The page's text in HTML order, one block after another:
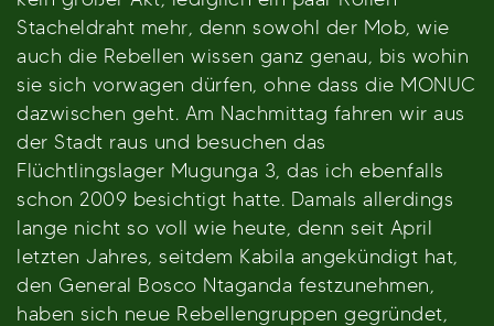
Stacheldraht mehr, denn sowohl der Mob, wie
auch die Rebellen wissen ganz genau, bis wohin
sie sich vorwagen dürfen, ohne dass die MONUC
dazwischen geht. Am Nachmittag fahren wir aus
der Stadt raus und besuchen das
Flüchtlingslager Mugunga 3, das ich ebenfalls
schon 2009 besichtigt hatte. Damals allerdings
lange nicht so voll wie heute, denn seit April
letzten Jahres, seitdem Kabila angekündigt hat,
den General Bosco Ntaganda festzunehmen,
haben sich neue Rebellengruppen gegründet,